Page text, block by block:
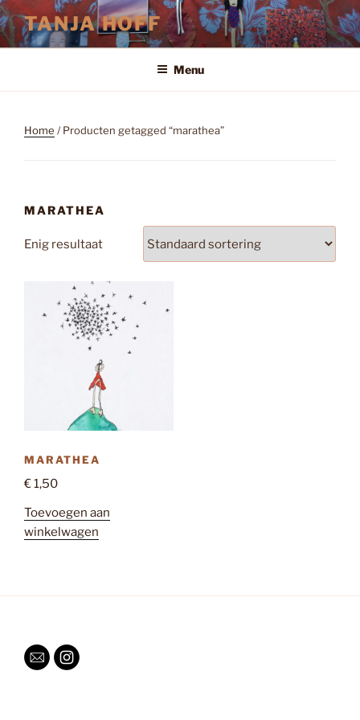
Ga
naar
de
TANJA HOFF
Menu
Home / Producten getagged “marathea”
MARATHEA
Enig resultaat
MARATHEA
€1,50
Toevoegen aan
winkelwagen